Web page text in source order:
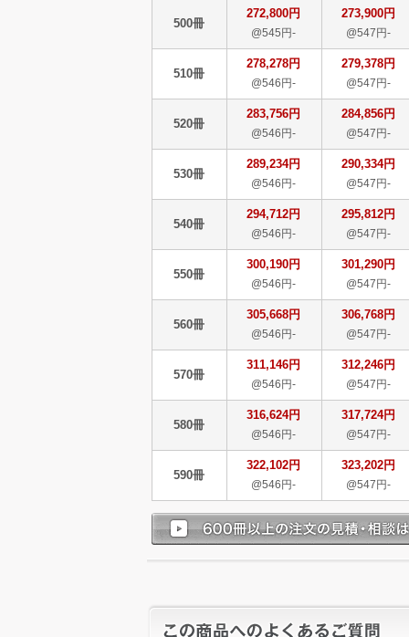
500冊
272,800円
@545円-
273,900円
@547円-
510冊
278,278円
@546円-
279,378円
@547円-
520冊
283,756円
@546円-
284,856円
@547円-
530冊
289,234円
@546円-
290,334円
@547円-
540冊
294,712円
@546円-
295,812円
@547円-
550冊
300,190円
@546円-
301,290円
@547円-
560冊
305,668円
@546円-
306,768円
@547円-
570冊
311,146円
@546円-
312,246円
@547円-
580冊
316,624円
@546円-
317,724円
@547円-
590冊
322,102円
@546円-
323,202円
@547円-